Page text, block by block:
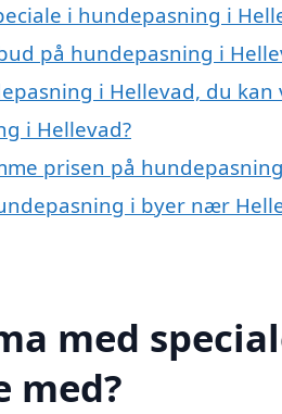
i hundepasning i
på hundepasning i
i Hellevad, du
i Hellevad?
prisen på
i byer nær
med
med?